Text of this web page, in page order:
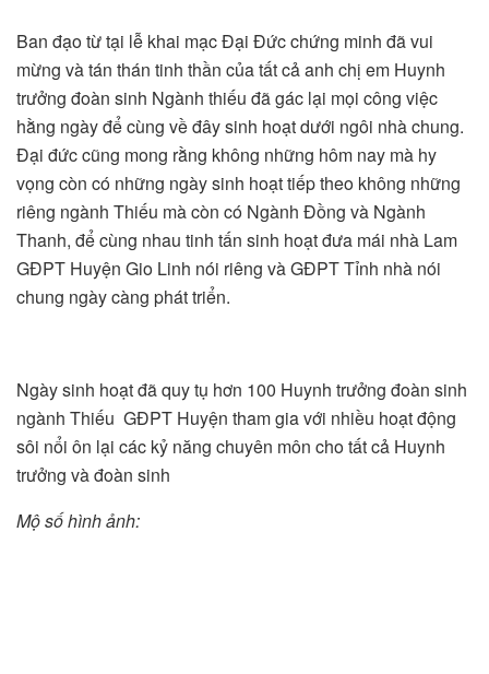
Ban đạo từ tại lễ khai mạc Đại Đức chứng minh đã vui
mừng và tán thán tinh thần của tất cả anh chị em Huynh
trưởng đoàn sinh Ngành thiếu đã gác lại mọi công việc
hằng ngày để cùng về đây sinh hoạt dưới ngôi nhà chung.
Đại đức cũng mong rằng không những hôm nay mà hy
vọng còn có những ngày sinh hoạt tiếp theo không những
riêng ngành Thiếu mà còn có Ngành Đồng và Ngành
Thanh, để cùng nhau tinh tấn sinh hoạt đưa mái nhà Lam
GĐPT Huyện Gio Linh nói riêng và GĐPT Tỉnh nhà nói
chung ngày càng phát triển.
Ngày sinh hoạt đã quy tụ hơn 100 Huynh trưởng đoàn sinh
ngành Thiếu GĐPT Huyện tham gia với nhiều hoạt động
sôi nổi ôn lại các kỷ năng chuyên môn cho tất cả Huynh
trưởng và đoàn sinh
Mộ số hình ảnh: